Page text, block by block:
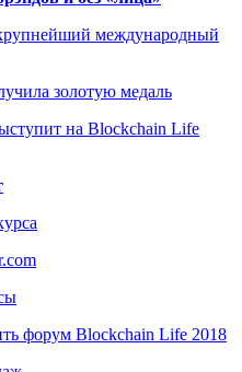
международный
золотую медаль
на Blockchain Life
форум Blockchain Life 2018